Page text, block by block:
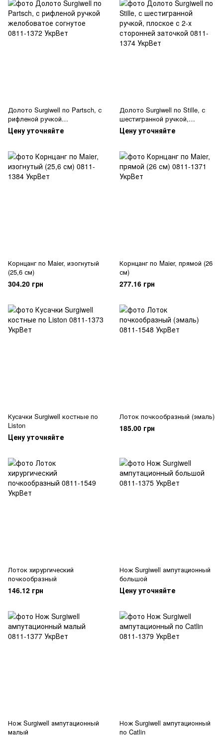
Долото Surgiwell по Partsch, с
рифленой ручкой
желобоватое согнутое
Цену уточняйте
Долото Surgiwell по Stille, с
шестигранной ручкой,
плоское с 2-х сторонней
заточкой
Цену уточняйте
Корнцанг по Maier, изогнутый
(25,6 см)
304.20 грн
Корнцанг по Maier, прямой (26
см)
277.16 грн
Кусачки Surgiwell костные по
Liston
Цену уточняйте
Лоток почкообразный (эмаль)
185.00 грн
Лоток хирургический
почкообразный
146.12 грн
Нож Surgiwell ампутационный
большой
Цену уточняйте
Нож Surgiwell ампутационный
малый
Нож Surgiwell ампутационный
по Catlin